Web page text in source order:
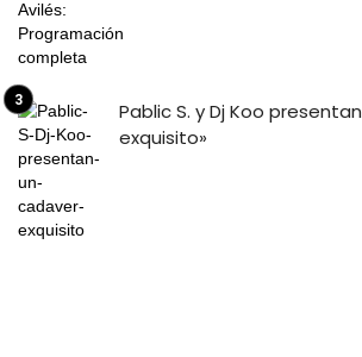
Pablic S. y Dj Koo
exquisito»